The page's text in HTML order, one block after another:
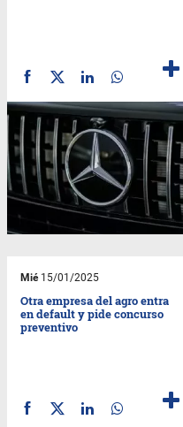
Mié15/01/2025
Otra empresa del agro entra
en default y pide concurso
preventivo